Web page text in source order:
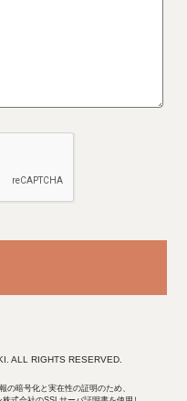
ALL RIGHTS RESERVED.
の暗号化と実在性の証明のため、